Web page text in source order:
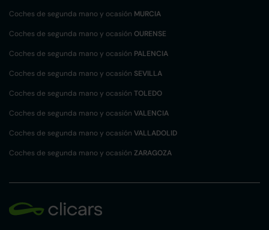
Coches de segunda mano y ocasión MURCIA
Coches de segunda mano y ocasión OURENSE
Coches de segunda mano y ocasión PALENCIA
Coches de segunda mano y ocasión SEVILLA
Coches de segunda mano y ocasión TOLEDO
Coches de segunda mano y ocasión VALENCIA
Coches de segunda mano y ocasión VALLADOLID
Coches de segunda mano y ocasión ZARAGOZA